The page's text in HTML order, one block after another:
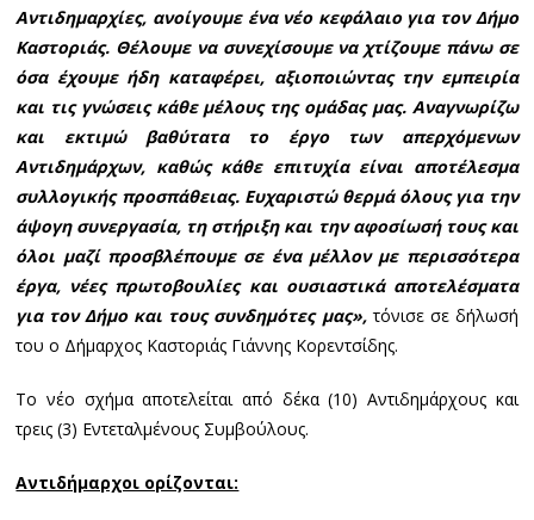
Αντιδημαρχίες, ανοίγουμε ένα νέο κεφάλαιο για τον Δήμο
Καστοριάς. Θέλουμε να συνεχίσουμε να χτίζουμε πάνω σε
όσα έχουμε ήδη καταφέρει, αξιοποιώντας την εμπειρία
και τις γνώσεις κάθε μέλους της ομάδας μας. Αναγνωρίζω
και εκτιμώ βαθύτατα το έργο των απερχόμενων
Αντιδημάρχων, καθώς κάθε επιτυχία είναι αποτέλεσμα
συλλογικής προσπάθειας. Ευχαριστώ θερμά όλους για την
άψογη συνεργασία, τη στήριξη και την αφοσίωσή τους και
όλοι μαζί προσβλέπουμε σε ένα μέλλον με περισσότερα
έργα, νέες πρωτοβουλίες και ουσιαστικά αποτελέσματα
για τον Δήμο και τους συνδημότες μας»,τόνισε σε δήλωσή
του ο Δήμαρχος Καστοριάς Γιάννης Κορεντσίδης.
Το νέο σχήμα αποτελείται από δέκα (10) Αντιδημάρχους και
τρεις (3) Εντεταλμένους Συμβούλους.
Αντιδήμαρχοι ορίζονται: